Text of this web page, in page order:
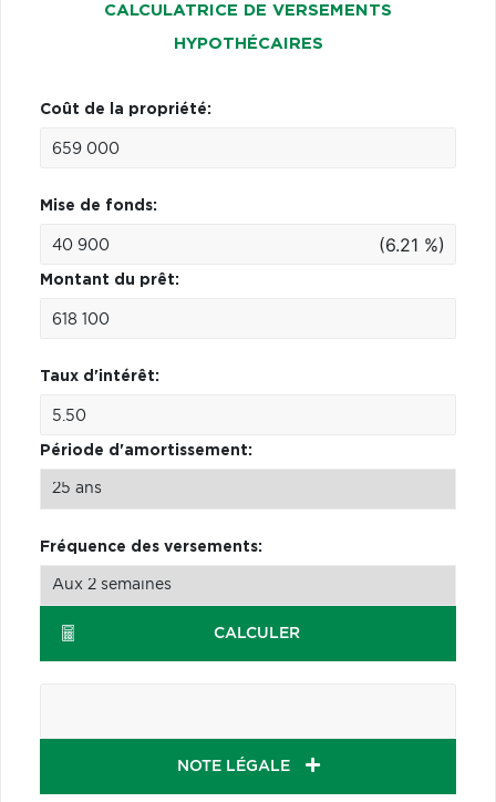
CALCULATRICE DE VERSEMENTS
HYPOTHÉCAIRES
Coût de la propriété:
Mise de fonds:
(6.21 %)
Montant du prêt:
Taux d'intérêt:
Période d'amortissement:
Fréquence des versements:
CALCULER
NOTE LÉGALE